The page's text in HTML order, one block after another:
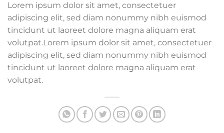
Lorem ipsum dolor sit amet, consectetuer
adipiscing elit, sed diam nonummy nibh euismod
tincidunt ut laoreet dolore magna aliquam erat
volutpat.Lorem ipsum dolor sit amet, consectetuer
adipiscing elit, sed diam nonummy nibh euismod
tincidunt ut laoreet dolore magna aliquam erat
volutpat.